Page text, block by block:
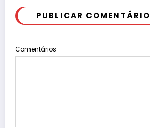
PUBLICAR COMENTÁRIO
Comentários